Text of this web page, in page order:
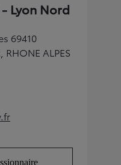
- Lyon Nord
69410
ALPES